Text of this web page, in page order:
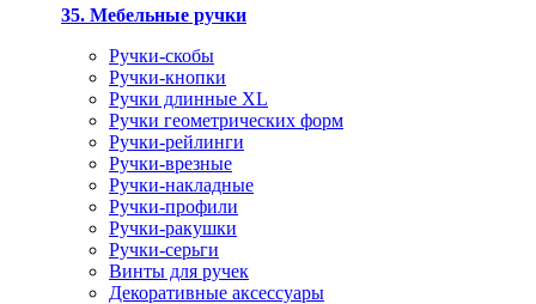
35. Мебельные ручки
Ручки-скобы
Ручки-кнопки
Ручки длинные XL
Ручки геометрических форм
Ручки-рейлинги
Ручки-врезные
Ручки-накладные
Ручки-профили
Ручки-ракушки
Ручки-серьги
Винты для ручек
Декоративные аксессуары